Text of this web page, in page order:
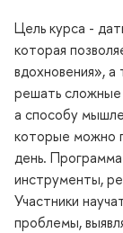
Цель курса -
которая
дохновения», а
решать
а способу
которые можно
день.
инструменты,
Участники
проблемы,